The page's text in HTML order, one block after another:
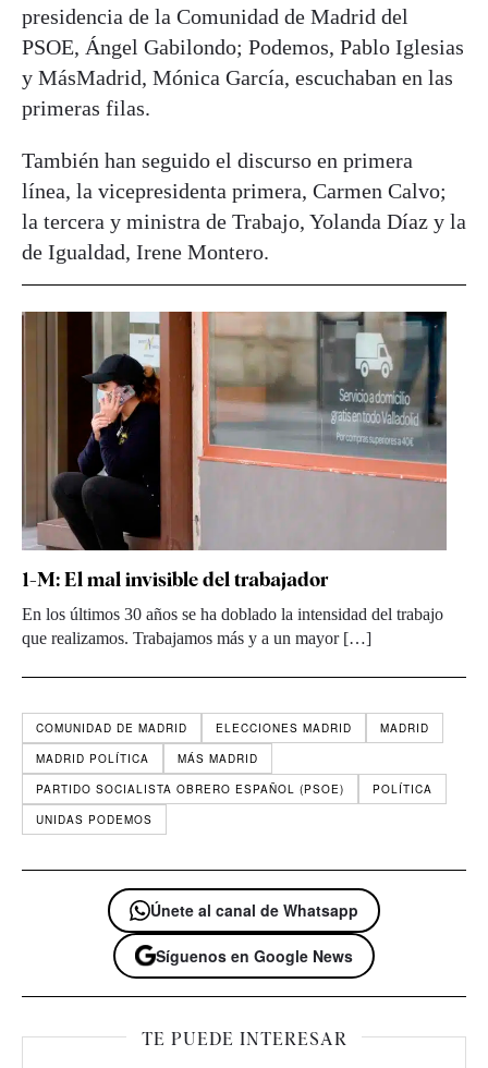
presidencia de la Comunidad de Madrid del
PSOE, Ángel Gabilondo; Podemos, Pablo Iglesias
y MásMadrid, Mónica García, escuchaban en las
primeras filas.
También han seguido el discurso en primera
línea, la vicepresidenta primera, Carmen Calvo;
la tercera y ministra de Trabajo, Yolanda Díaz y la
de Igualdad, Irene Montero.
1-M: El mal invisible del trabajador
En los últimos 30 años se ha doblado la intensidad del trabajo
que realizamos. Trabajamos más y a un mayor […]
COMUNIDAD DE MADRID ELECCIONES MADRID
MADRID
MADRID POLÍTICA
MÁS MADRID
PARTIDO SOCIALISTA OBRERO ESPAÑOL (PSOE)
POLÍTICA
UNIDAS PODEMOS
Únete al canal de Whatsapp
Síguenos en Google News
TE PUEDE INTERESAR